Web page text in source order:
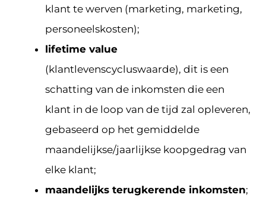
klant te werven (marketing, marketing,
personeelskosten);
lifetime value
(klantlevenscycluswaarde), dit is een
schatting van de inkomsten die een
klant in de loop van de tijd zal opleveren,
gebaseerd op het gemiddelde
maandelijkse/jaarlijkse koopgedrag van
elke klant;
maandelijks terugkerende inkomsten;